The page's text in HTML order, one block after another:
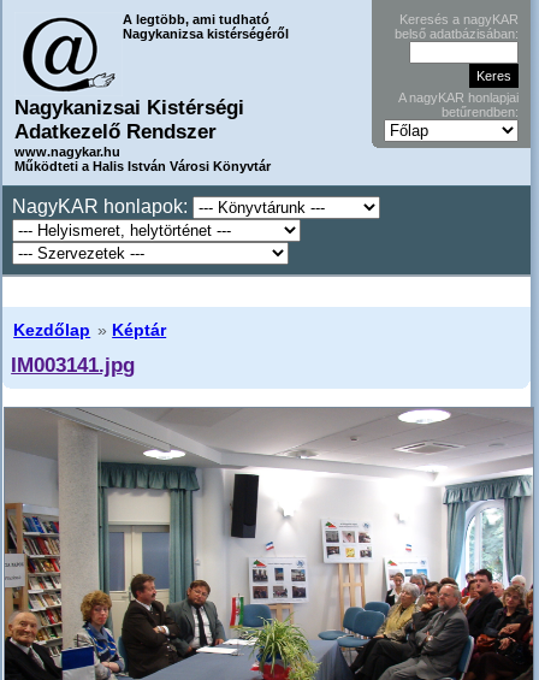
A legtöbb, ami tudható
Nagykanizsa kistérségéről
Nagykanizsai Kistérségi
Adatkezelő Rendszer
www.nagykar.hu
Működteti a Halis István Városi Könyvtár
Keresés a nagyKAR
belső adatbázisában:
A nagyKAR honlapjai
betűrendben:
NagyKAR honlapok:
Kezdőlap » Képtár
IM003141.jpg